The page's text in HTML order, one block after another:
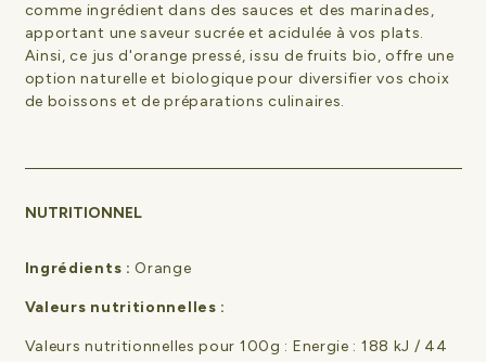
comme ingrédient dans des sauces et des marinades,
apportant une saveur sucrée et acidulée à vos plats.
Ainsi, ce jus d'orange pressé, issu de fruits bio, offre une
option naturelle et biologique pour diversifier vos choix
de boissons et de préparations culinaires.
NUTRITIONNEL
Ingrédients : Orange
Valeurs nutritionnelles :
Valeurs nutritionnelles pour 100g : Energie : 188 kJ / 44